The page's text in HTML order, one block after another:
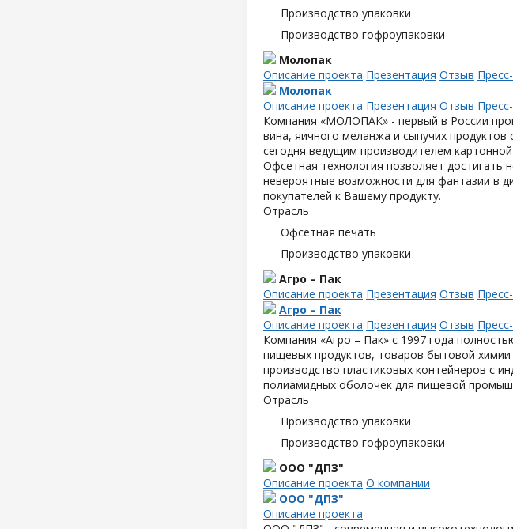
Производство упаковки
Производство гофроупаковки
Молопак
Описание проекта Презентация Отзыв
Молопак
Описание проекта Презентация Отзыв
Компания «МОЛОПАК» - первый в России
вина, яичного меланжа и сыпучих
сегодня ведущим производителем
Офсетная технология позволяет достигать
невероятные возможности для фантазии в
покупателей к Вашему продукту.
Отрасль
Офсетная печать
Производство упаковки
Агро – Пак
Описание проекта Презентация Отзыв
Агро – Пак
Описание проекта Презентация Отзыв
Компания «Агро – Пак» с 1997 года
пищевых продуктов, товаров бытовой
производство пластиковых контейнеров с
полиамидных оболочек для пищевой
Отрасль
Производство упаковки
Производство гофроупаковки
ООО "ДПЗ"
Описание проекта О компании
ООО "ДПЗ"
Описание проекта